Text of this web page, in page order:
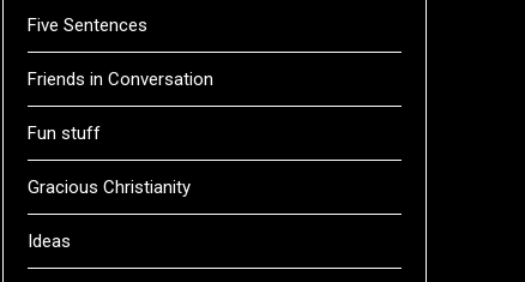
Five Sentences
Friends in Conversation
Fun stuff
Gracious Christianity
Ideas